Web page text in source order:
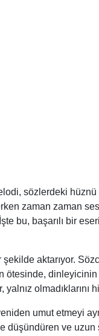
sözlerdeki hüznü
zaman zaman
bu, başarılı bir
şekilde aktarıyor.
ötesinde,
olmadıklarını
umut etmeyi
düşündüren ve uzun